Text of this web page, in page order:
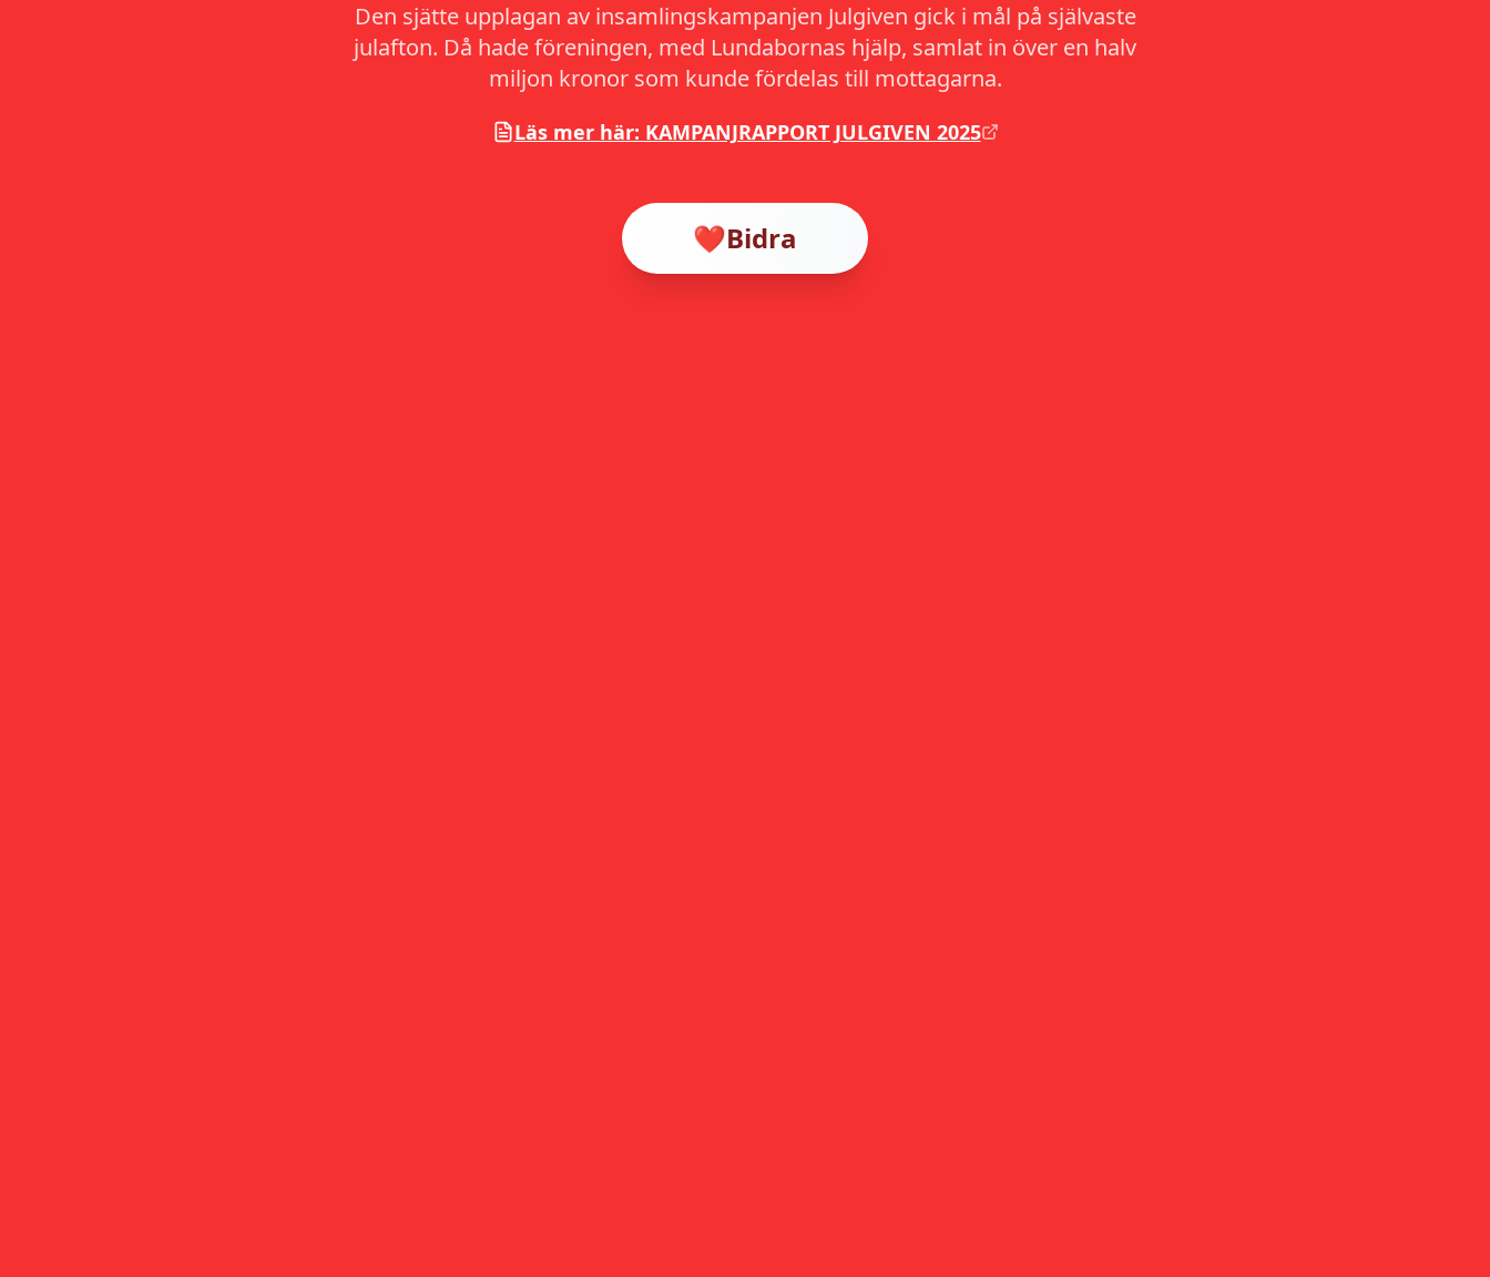
Den sjätte upplagan av insamlingskampanjen Julgiven gick i mål på självaste
julafton. Då hade föreningen, med Lundabornas hjälp, samlat in över en halv
miljon kronor som kunde fördelas till mottagarna.
Läs mer här: KAMPANJRAPPORT JULGIVEN 2025
❤️Bidra